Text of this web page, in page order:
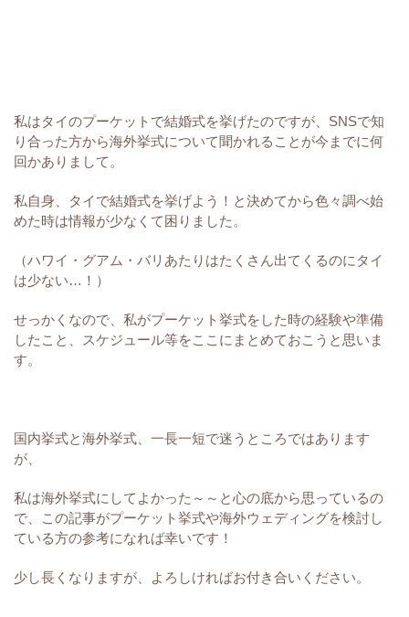
私はタイのプーケットで結婚式を挙げたのですが、SNSで知
り合った方から海外挙式について聞かれることが今までに何
回かありまして。
私自身、タイで結婚式を挙げよう！と決めてから色々調べ始
めた時は情報が少なくて困りました。
（ハワイ・グアム・バリあたりはたくさん出てくるのにタイ
は少ない…！）
せっかくなので、私がプーケット挙式をした時の経験や準備
したこと、スケジュール等をここにまとめておこうと思いま
す。
国内挙式と海外挙式、一長一短で迷うところではあります
が、
私は海外挙式にしてよかった～～と心の底から思っているの
で、この記事がプーケット挙式や海外ウェディングを検討し
ている方の参考になれば幸いです！
少し長くなりますが、よろしければお付き合いください。